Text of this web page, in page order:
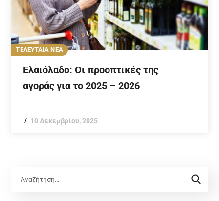
ΤΕΛΕΥΤΑΙΑ ΝΕΑ
Ελαιόλαδο: Οι προοπτικές της
αγοράς για το 2025 – 2026
10 Δεκεμβρίου, 2025